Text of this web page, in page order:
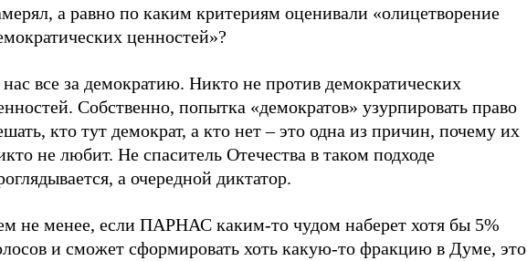
а равно по каким критериям оценивали «олицетворение
ценностей»?
все за демократию. Никто не против демократических
Собственно, попытка «демократов» узурпировать право
кто тут демократ, а кто нет – это одна из причин, почему их
не любит. Не спаситель Отечества в таком подходе
а очередной диктатор.
не менее, если ПАРНАС каким-то чудом наберет хотя бы 5%
и сможет сформировать хоть какую-то фракцию в Думе, это